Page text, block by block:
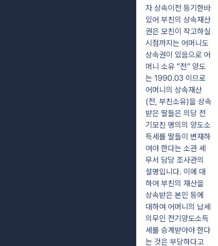
자 상속이전 등기한바
있어 부친의 상속재산
권은 모친이 작고하실
시점까지는 어머니도
상속권이 있음으로 어
머니 소유 “전” 양도
는 1990.03 이므로
어머니의 상속재산
(전, 부친소유)을 상속
받은 딸들은 의당 전
기모친 명의의 양도소
득세를 딸들이 변재하
여야 한다는 소관 세
무서 담당 조사관의
설명입니다. 이에 대
하여 부친의 재산을
상속받은 본인 등에
대하여 어머니의 납세
의무인 전기양도소득
세를 승계받아야 한다
는 것은 부당하다고